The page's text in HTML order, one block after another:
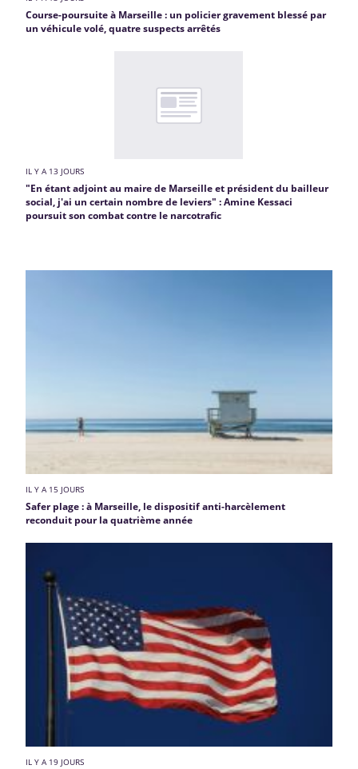
Course-poursuite à Marseille : un policier gravement blessé par
un véhicule volé, quatre suspects arrêtés
IL Y A 13 JOURS
"En étant adjoint au maire de Marseille et président du bailleur
social, j'ai un certain nombre de leviers" : Amine Kessaci
poursuit son combat contre le narcotrafic
IL Y A 15 JOURS
Safer plage : à Marseille, le dispositif anti-harcèlement
reconduit pour la quatrième année
IL Y A 19 JOURS